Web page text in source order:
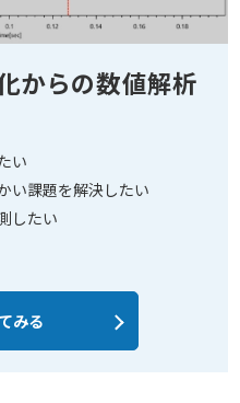
からの数値解析
い
い課題を解決したい
したい
みる